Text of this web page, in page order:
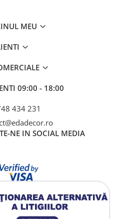
MEU
09:00 - 18:00
434 231
NE IN SOCIAL MEDIA